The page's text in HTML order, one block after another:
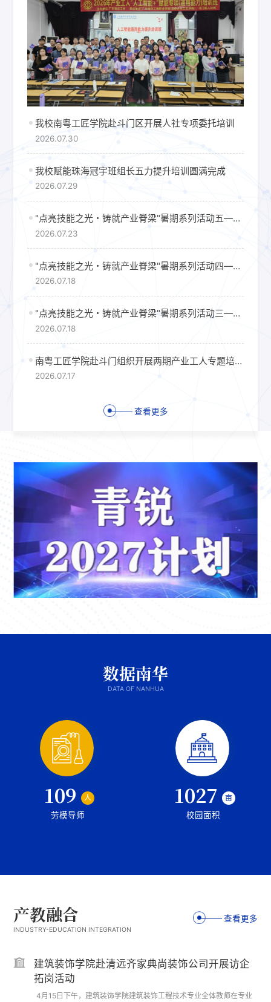
我校南粤工匠学院赴斗门区开展人社专项委托培训
2026.07.30
我校赋能珠海冠宇班组长五力提升培训圆满完成
2026.07.29
"点亮技能之光・铸就产业脊梁"暑期系列活动五——南粤工匠学院组织超百名社会产业工人走进特色研训路线
2026.07.23
"点亮技能之光・铸就产业脊梁"暑期系列活动四——南粤工匠学院组织第二批佛山产业工人开展实景研训
2026.07.18
"点亮技能之光・铸就产业脊梁"暑期系列活动三——南粤工匠学院组织广汽本田产业工人开展实践研训
2026.07.18
南粤工匠学院赴斗门组织开展两期产业工人专题培训
2026.07.17
查看更多
数据南华
DATA OF NANHUA
109 人
劳模导师
1027 亩
校园面积
产教融合
INDUSTRY-EDUCATION INTEGRATION
查看更多
深化校企合作 共育建设英才--建筑装饰学院赴广
联达公司 开展访企拓岗专项交流活动
5月27日下午，建筑装饰学院专业群负责人吴桃英老师、工程造价专
建筑装饰学院赴清远齐家典尚装饰公司开展访企
拓岗活动
4月15日下午，建筑装饰学院建筑装饰工程技术专业全体教师在专业